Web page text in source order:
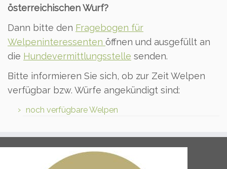
österreichischen Wurf?
Dann bitte den Fragebogen für
Welpeninteressenten öffnen und ausgefüllt an
die Hundevermittlungsstelle senden.
Bitte informieren Sie sich, ob zur Zeit Welpen
verfügbar bzw. Würfe angekündigt sind:
noch verfügbare Welpen